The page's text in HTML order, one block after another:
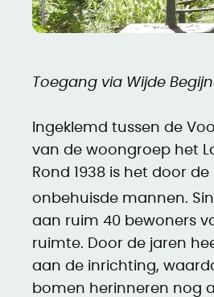
Toegang via Wijde
Ingeklemd tussen de
van de woongroep het
Rond 1938 is het door
onbehuisde mannen.
aan ruim 40 bewoners
ruimte. Door de jaren
aan de inrichting,
bomen herinneren nog